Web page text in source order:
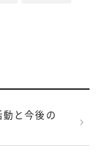
と今後の